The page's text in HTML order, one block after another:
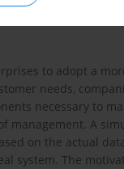
to adopt a
needs,
necessary to
management. A
on the actual
system. The